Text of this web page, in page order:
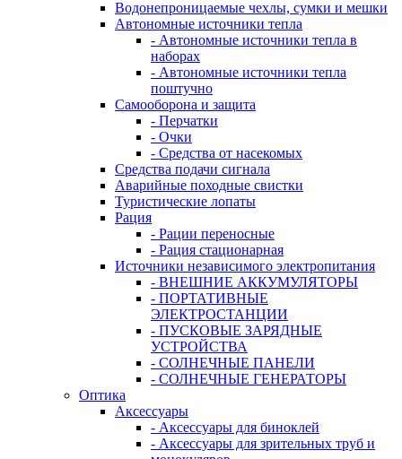
Водонепроницаемые чехлы, сумки и мешки
Автономные источники тепла
- Автономные источники тепла в
наборах
- Автономные источники тепла
поштучно
Самооборона и защита
- Перчатки
- Очки
- Средства от насекомых
Средства подачи сигнала
Аварийные походные свистки
Туристические лопаты
Рация
- Рации переносные
- Рация стационарная
Источники независимого электропитания
- ВНЕШНИЕ АККУМУЛЯТОРЫ
- ПОРТАТИВНЫЕ
ЭЛЕКТРОСТАНЦИИ
- ПУСКОВЫЕ ЗАРЯДНЫЕ
УСТРОЙСТВА
- СОЛНЕЧНЫЕ ПАНЕЛИ
- СОЛНЕЧНЫЕ ГЕНЕРАТОРЫ
Оптика
Аксессуары
- Аксессуары для биноклей
- Аксессуары для зрительных труб и